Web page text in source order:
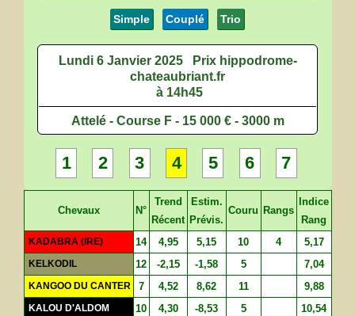
Simple Couplé Trio
Lundi 6 Janvier 2025
Prix hippodrome-
chateaubriant.fr
à 14h45
Attelé - Course F - 15 000 € - 3000 m
1 2 3 4 5 6 7
Chevaux N°
Trend
Récent
Estim.
Prévis.
Couru Rangs
Indice
Rang
KADABRA (IRE) 14 4,95 5,15 10 4 5,17
KELKODIL 12 -2,15 -1,58 5 7,04
KANGOO DU CANTER 7 4,52 8,62 11 9,88
KALOU D'ALDOM 10 4,30 -8,53 5 10,54